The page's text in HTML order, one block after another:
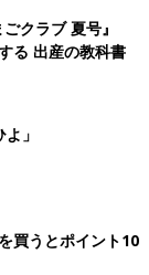
クラブ 夏号』
る 出産の教科書
」
買うとポイント10